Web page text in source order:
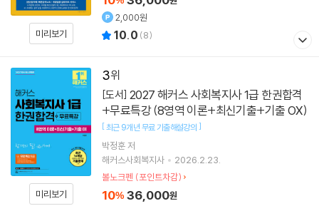
미리보기
2,000원
10.0 (8)
3
미리보기
[도서]
+무료특강 (8영역 이론+최신기출+기출 OX)
[최근 9개년 무료 기출해설강의 ]
박정훈저
해커스사회복지사
2026.2.23.
볼노크펜 (포인트차감)
10% 36,000원